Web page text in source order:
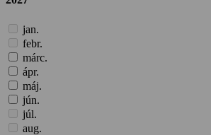
jan.
febr.
márc.
ápr.
máj.
jún.
júl.
aug.